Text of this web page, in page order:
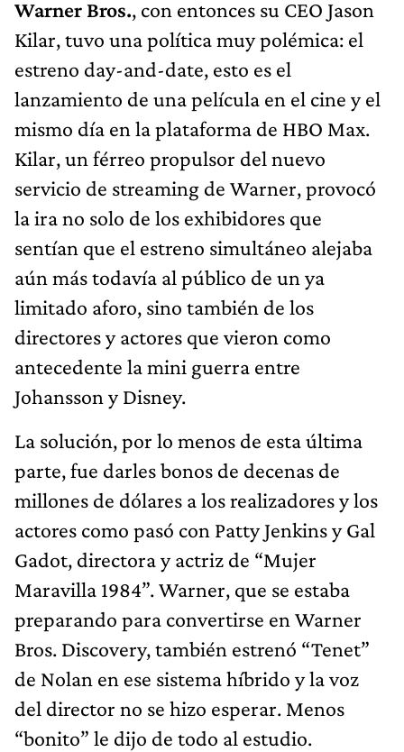
Warner Bros., con entonces su CEO Jason
Kilar, tuvo una política muy polémica: el
estreno day-and-date, esto es el
lanzamiento de una película en el cine y el
mismo día en la plataforma de HBO Max.
Kilar, un férreo propulsor del nuevo
servicio de streaming de Warner, provocó
la ira no solo de los exhibidores que
sentían que el estreno simultáneo alejaba
aún más todavía al público de un ya
limitado aforo, sino también de los
directores y actores que vieron como
antecedente la mini guerra entre
Johansson y Disney.
La solución, por lo menos de esta última
parte, fue darles bonos de decenas de
millones de dólares a los realizadores y los
actores como pasó con Patty Jenkins y Gal
Gadot, directora y actriz de “Mujer
Maravilla 1984”. Warner, que se estaba
preparando para convertirse en Warner
Bros. Discovery, también estrenó “Tenet”
de Nolan en ese sistema híbrido y la voz
del director no se hizo esperar. Menos
“bonito” le dijo de todo al estudio.